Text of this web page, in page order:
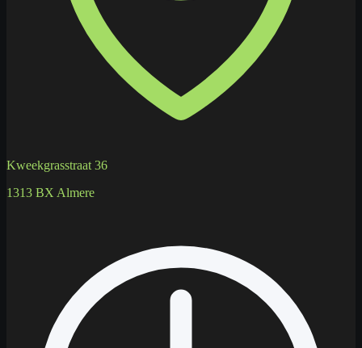
Kweekgrasstraat 36
1313 BX Almere